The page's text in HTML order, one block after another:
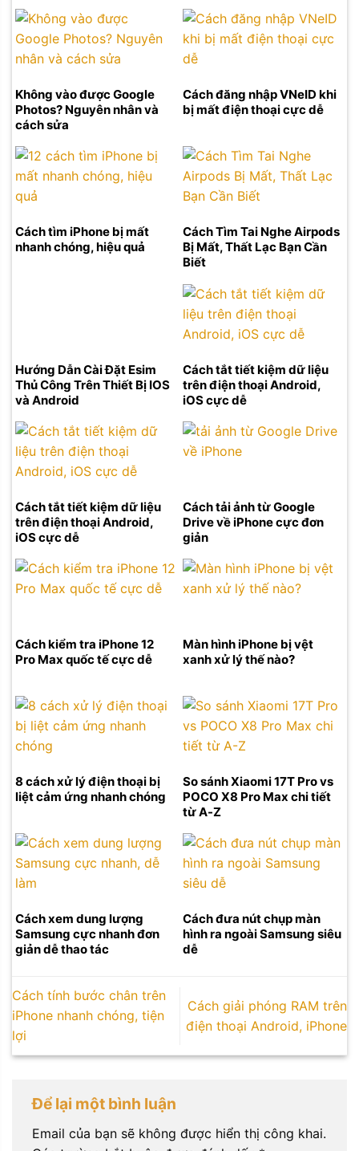
Không vào được Google
Photos? Nguyên nhân và
cách sửa
Cách đăng nhập VNeID khi
bị mất điện thoại cực dễ
Cách tìm iPhone bị mất
nhanh chóng, hiệu quả
Cách Tìm Tai Nghe Airpods
Bị Mất, Thất Lạc Bạn Cần
Biết
Hướng Dẫn Cài Đặt Esim
Thủ Công Trên Thiết Bị IOS
và Android
Cách tắt tiết kiệm dữ liệu
trên điện thoại Android,
iOS cực dễ
Cách tắt tiết kiệm dữ liệu
trên điện thoại Android,
iOS cực dễ
Cách tải ảnh từ Google
Drive về iPhone cực đơn
giản
Cách kiểm tra iPhone 12
Pro Max quốc tế cực dễ
Màn hình iPhone bị vệt
xanh xử lý thế nào?
8 cách xử lý điện thoại bị
liệt cảm ứng nhanh chóng
So sánh Xiaomi 17T Pro vs
POCO X8 Pro Max chi tiết
từ A-Z
Cách xem dung lượng
Samsung cực nhanh đơn
giản dễ thao tác
Cách đưa nút chụp màn
hình ra ngoài Samsung siêu
dễ
Cách tính bước chân trên
iPhone nhanh chóng, tiện
lợi
Cách giải phóng RAM trên
điện thoại Android, iPhone
Để lại một bình luận
Email của bạn sẽ không được hiển thị công khai.